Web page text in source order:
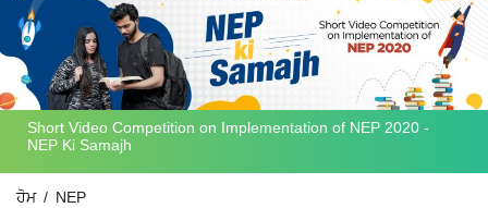
Short Video Competition on Implementation of NEP 2020 -
NEP Ki Samajh
ਹੋਮ NEP